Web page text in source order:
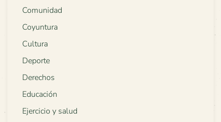
Comunidad
Coyuntura
Cultura
Deporte
Derechos
Educación
Ejercicio y salud